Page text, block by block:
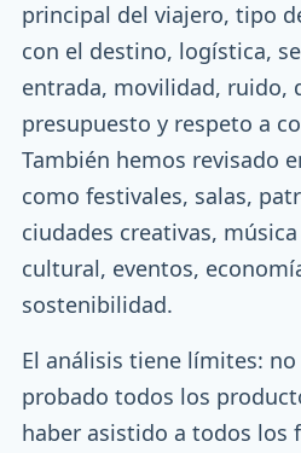
principal del viajero, tipo
con el destino, logística,
entrada, movilidad, ruido,
presupuesto y respeto a
También hemos revisado
como festivales, salas,
ciudades creativas,
cultural, eventos,
sostenibilidad.
El análisis tiene límites:
probado todos los
haber asistido a todos los